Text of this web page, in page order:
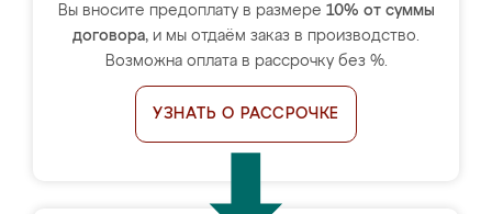
Вы вносите предоплату в размере 10% от суммы
договора, и мы отдаём заказ в производство.
Возможна оплата в рассрочку без %.
УЗНАТЬ О РАССРОЧКЕ